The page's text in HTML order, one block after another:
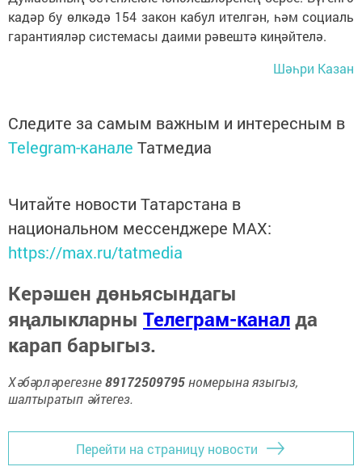
кадәр бу өлкәдә 154 закон кабул ителгән, һәм социаль
гарантияләр системасы даими рәвештә киңәйтелә.
Шәһри Казан
Следите за самым важным и интересным в
Telegram-канале Татмедиа
Читайте новости Татарстана в
национальном мессенджере MАХ:
https://max.ru/tatmedia
Керәшен дөньясындагы
яңалыкларны Телеграм-каналда
карап барыгыз.
Хәбәрләрегезне89172509795номерына языгыз,
шалтыратып әйтегез.
Перейти на страницу новости